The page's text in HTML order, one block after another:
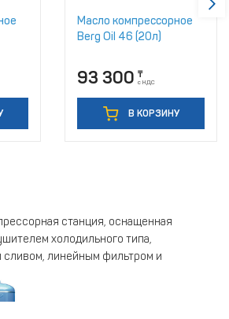
Масло компрессорное
Berg Oil 46 (20л)
93 300 ₸
с НДС
В КОРЗИНУ
станция, оснащенная
холодильного типа,
сливом, линейным фильтром и
компрессорные головки
и надежностью.